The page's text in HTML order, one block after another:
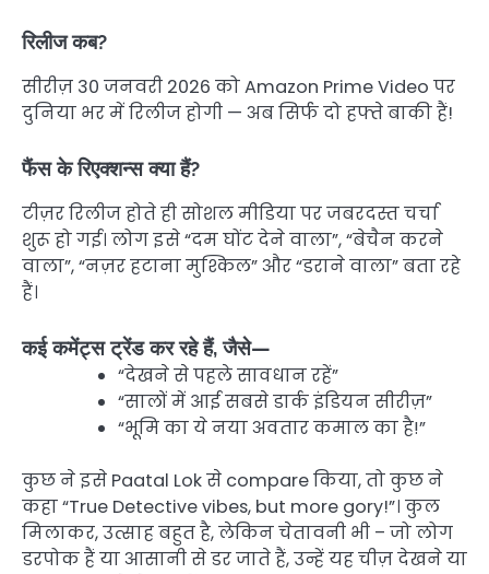
रिलीज कब?
सीरीज़ 30 जनवरी 2026 को Amazon Prime Video पर
दुनिया भर में रिलीज होगी — अब सिर्फ दो हफ्ते बाकी हैं!
फैंस के रिएक्शन्स क्या हैं?
टीज़र रिलीज होते ही सोशल मीडिया पर जबरदस्त चर्चा
शुरू हो गई। लोग इसे “दम घोंट देने वाला”, “बेचैन करने
वाला”, “नज़र हटाना मुश्किल” और “डराने वाला” बता रहे
हैं।
कई कमेंट्स ट्रेंड कर रहे हैं, जैसे—
“देखने से पहले सावधान रहें”
“सालों में आई सबसे डार्क इंडियन सीरीज़”
“भूमि का ये नया अवतार कमाल का है!”
कुछ ने इसे Paatal Lok से compare किया, तो कुछ ने
कहा “True Detective vibes, but more gory!”। कुल
मिलाकर, उत्साह बहुत है, लेकिन चेतावनी भी – जो लोग
डरपोक हैं या आसानी से डर जाते हैं, उन्हें यह चीज़ देखने या